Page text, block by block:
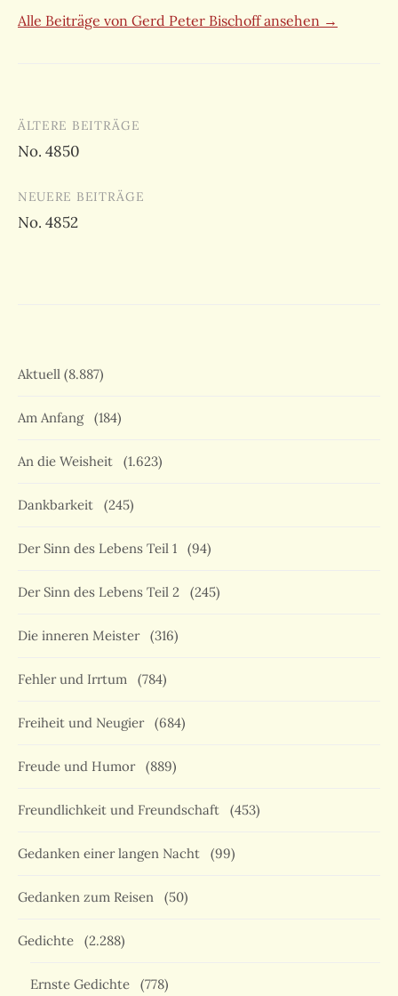
Alle Beiträge von Gerd Peter Bischoff ansehen →
Beitragsnavigation
ÄLTERE BEITRÄGE
No. 4850
NEUERE BEITRÄGE
No. 4852
Aktuell (8.887)
Am Anfang (184)
An die Weisheit (1.623)
Dankbarkeit (245)
Der Sinn des Lebens Teil 1 (94)
Der Sinn des Lebens Teil 2 (245)
Die inneren Meister (316)
Fehler und Irrtum (784)
Freiheit und Neugier (684)
Freude und Humor (889)
Freundlichkeit und Freundschaft (453)
Gedanken einer langen Nacht (99)
Gedanken zum Reisen (50)
Gedichte (2.288)
Ernste Gedichte (778)